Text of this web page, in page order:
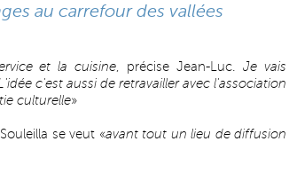
au carrefour des vallées
et la cuisine , précise Jean-Luc.Je vais
c'est aussi de retravailler avec l'association
culturelle»
se veut «avant tout un lieu de diffusion